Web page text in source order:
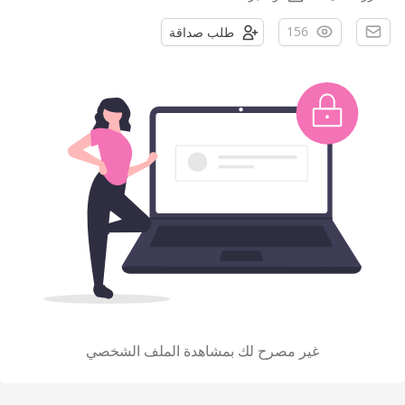
156 طلب صداقة
غير مصرح لك بمشاهدة الملف الشخصي